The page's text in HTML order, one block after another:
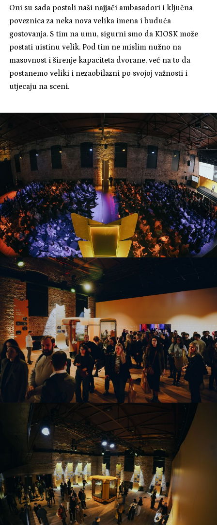
Oni su sada postali naši najjači ambasadori i ključna
poveznica za neka nova velika imena i buduća
gostovanja. S tim na umu, sigurni smo da KIOSK može
postati uistinu velik. Pod tim ne mislim nužno na
masovnost i širenje kapaciteta dvorane, već na to da
postanemo veliki i nezaobilazni po svojoj važnosti i
utjecaju na sceni.